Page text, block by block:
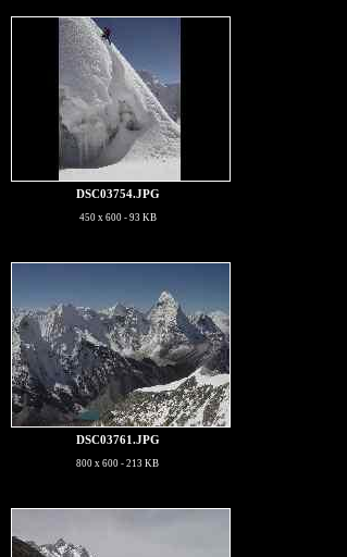
DSC03754.JPG
450 x 600 - 93 KB
DSC03761.JPG
800 x 600 - 213 KB